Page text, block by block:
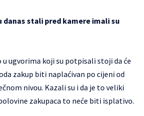
danas stali pred kamere imali su
u ugvorima koji su potpisali stoji da će
zakup biti naplaćivan po cijeni od
nivou. Kazali su i da je to veliki
zakupaca to neće biti isplativo.